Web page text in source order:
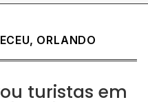
, ORLANDO
turistas em